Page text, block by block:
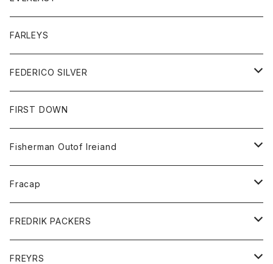
シャツ
セーター
ボトム
ショートパンツ
パンツ
レディース
コート
ジャケット
トップス
ジャケット
スエットシャツ
ボトム
スエットパンツ
グッズ
帽子
FARLEYS
FEDERICO SILVER
アクセサリー
FIRST DOWN
Fisherman Outof Ireiand
ニット
Fracap
グッズ
靴
FREDRIK PACKERS
アクセサリー
FREYRS